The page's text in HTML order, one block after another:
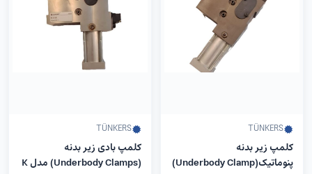
TÜNKERS
کلمپ زیر بدنه
پنوماتیک(Underbody Clamp)
TÜNKERS
کلمپ‌ بادی زیر بدنه
(Underbody Clamps) مدل K